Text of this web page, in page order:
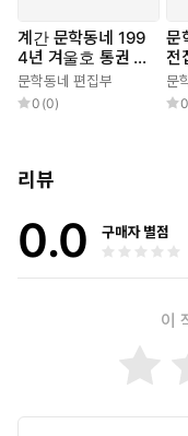
와 몽매의 어둠 속을 방
계문학사의 하늘에 떠
때문이다. 우리가 자부
별자리가 독자들의 관
계간 문학동네 199
4년 겨울호 통권 1
호
문학동네 편집부
0 (0)
문
전
문
0
리뷰
0.0 구매자 별점
이